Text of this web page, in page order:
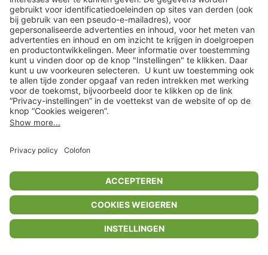
PrivacyinstellingenAlgemene voorwaardenPrivacybeleidColofon
Help Center